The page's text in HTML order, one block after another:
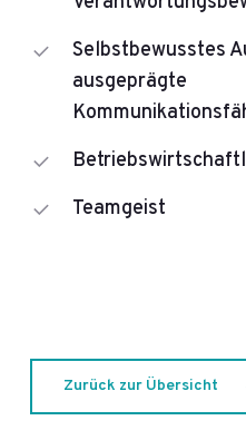
Selbstbewusstes
ausgeprägte
Teamgeist
Zurück zur Übersicht